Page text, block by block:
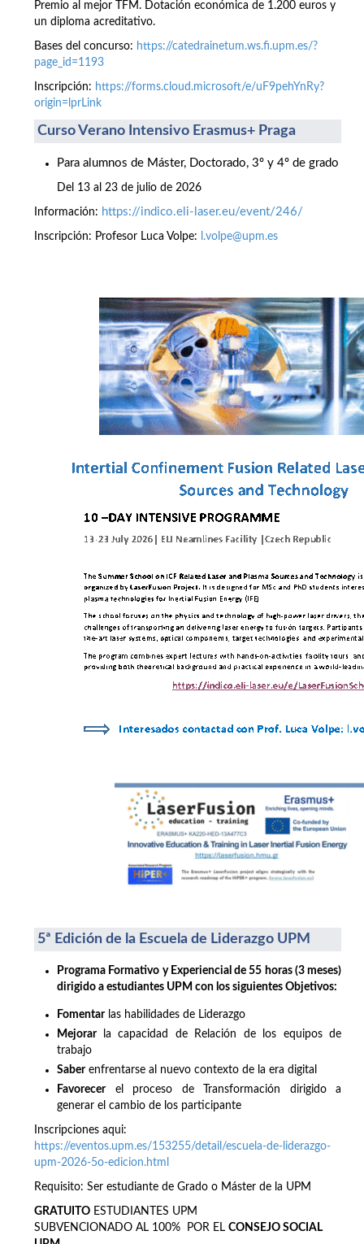
Premio al mejor TFM. Dotación económica de 1.200 euros y
un diploma acreditativo.
Bases del concurso: https://catedrainetum.ws.fi.upm.es/?
page_id=1193
Inscripción: https://forms.cloud.microsoft/e/uF9pehYnRy?
origin=lprLink
Curso Verano Intensivo Erasmus+ Praga
Para alumnos de Máster, Doctorado, 3º y 4º de grado
Del 13 al 23 de julio de 2026
Información: https://indico.eli-laser.eu/event/246/
Inscripción: Profesor Luca Volpe: l.volpe@upm.es
5ª Edición de la Escuela de Liderazgo UPM
Programa Formativo y Experiencial de 55 horas (3 meses)
dirigido a estudiantes UPM con los siguientes Objetivos:
Fomentarlas habilidades de Liderazgo
Mejorar
la capacidad de Relación de los equipos de
trabajo
Saberenfrentarse al nuevo contexto de la era digital
Favorecerel proceso de Transformación dirigido a
generar el cambio de los participante
Inscripciones aqui:
https://eventos.upm.es/153255/detail/escuela-de-liderazgo-
upm-2026-5o-edicion.html
Requisito: Ser estudiante de Grado o Máster de la UPM
GRATUITO ESTUDIANTES UPM
SUBVENCIONADO AL 100% POR EL CONSEJO SOCIAL